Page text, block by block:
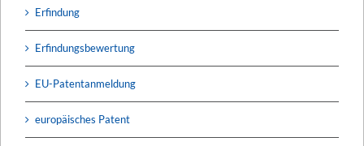
Erfindung
Erfindungsbewertung
EU-Patentanmeldung
europäisches Patent